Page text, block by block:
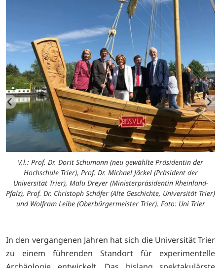
V.l.: Prof. Dr. Dorit Schumann (neu gewählte Präsidentin der
Hochschule Trier), Prof. Dr. Michael Jäckel (Präsident der
Universität Trier), Malu Dreyer (Ministerpräsidentin Rheinland-
Pfalz), Prof. Dr. Christoph Schäfer (Alte Geschichte, Universität Trier)
und Wolfram Leibe (Oberbürgermeister Trier). Foto: Uni Trier
In den vergangenen Jahren hat sich die Universität Trier
zu einem führenden Standort für experimentelle